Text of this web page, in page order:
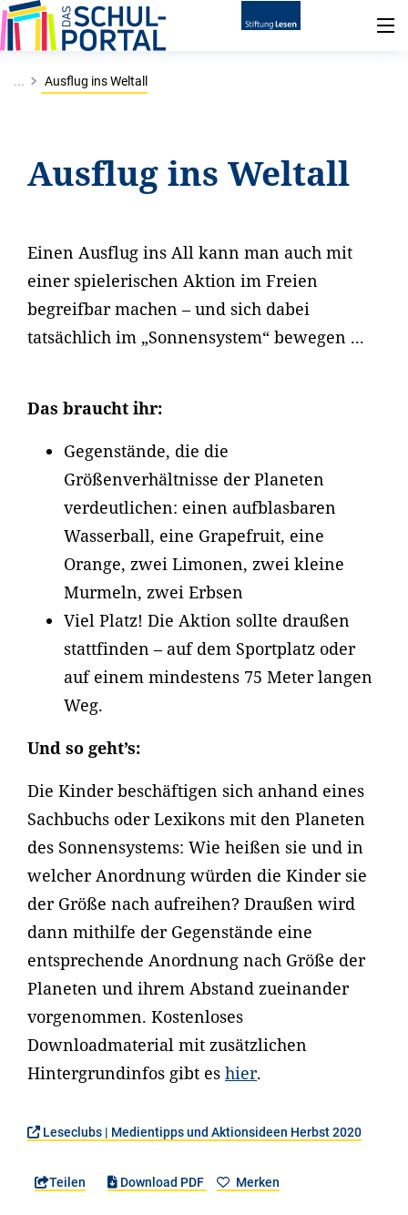
... Ausflug ins Weltall
Ausflug ins Weltall
Einen Ausflug ins All kann man auch mit
einer spielerischen Aktion im Freien
begreifbar machen – und sich dabei
tatsächlich im „Sonnensystem“ bewegen ...
Das braucht ihr:
Gegenstände, die die
Größenverhältnisse der Planeten
verdeutlichen: einen aufblasbaren
Wasserball, eine Grapefruit, eine
Orange, zwei Limonen, zwei kleine
Murmeln, zwei Erbsen
Viel Platz! Die Aktion sollte draußen
stattfinden – auf dem Sportplatz oder
auf einem mindestens 75 Meter langen
Weg.
Und so geht’s:
Die Kinder beschäftigen sich anhand eines
Sachbuchs oder Lexikons mit den Planeten
des Sonnensystems: Wie heißen sie und in
welcher Anordnung würden die Kinder sie
der Größe nach aufreihen? Draußen wird
dann mithilfe der Gegenstände eine
entsprechende Anordnung nach Größe der
Planeten und ihrem Abstand zueinander
vorgenommen. Kostenloses
Downloadmaterial mit zusätzlichen
Hintergrundinfos gibt es hier.
Leseclubs | Medientipps und Aktionsideen Herbst 2020
Teilen Download PDF Merken